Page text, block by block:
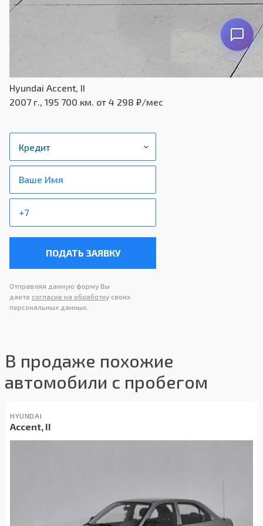
Hyundai Accent, II
2007 г., 195 700 км. от 4 298 ₽/мес
ПОДАТЬ ЗАЯВКУ
Отправляя данную форму Вы
даете согласие на обработку своих
персональных данных.
В продаже похожие
автомобили с пробегом
HYUNDAI
Accent, II